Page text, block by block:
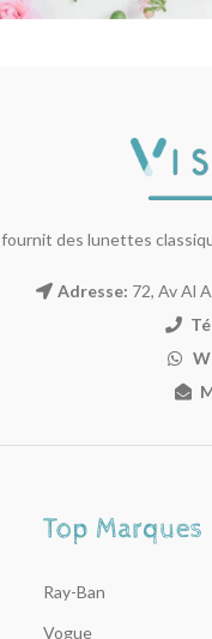
fournit des lunettes
Adresse: 72, Av Al
Ray-Ban
Vogue